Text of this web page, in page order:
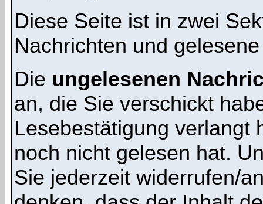
Diese Seite ist in zwei
Nachrichten und
Die ungelesenen
an, die Sie verschickt
Lesebestätigung verlangt
noch nicht gelesen hat.
Sie jederzeit widerrufen/